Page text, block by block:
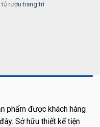
tủ rượu trang trí
phẩm được khách hàng
Sở hữu thiết kế tiện